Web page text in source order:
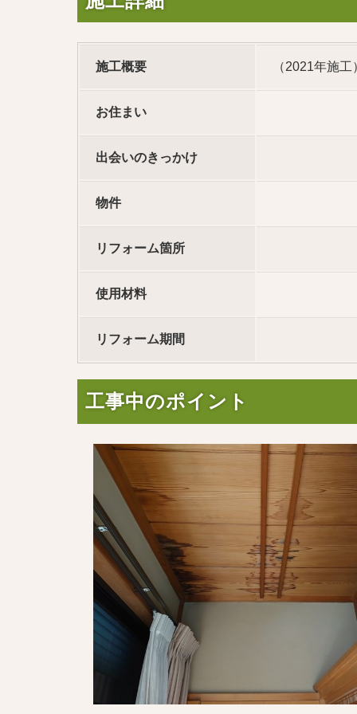
施工概要 （2021年施工
お住まい
出会いのきっかけ
物件
リフォーム箇所
使用材料
リフォーム期間
工事中のポイント